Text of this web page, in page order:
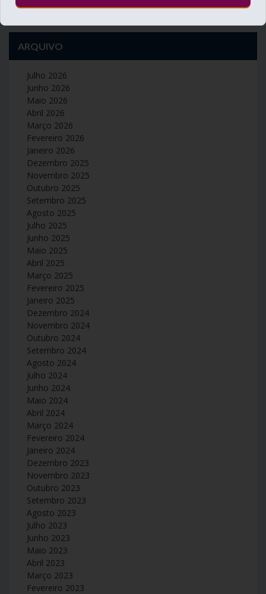
ARQUIVO
Julho 2026
Junho 2026
Maio 2026
Abril 2026
Março 2026
Fevereiro 2026
Janeiro 2026
Dezembro 2025
Novembro 2025
Outubro 2025
Setembro 2025
Agosto 2025
Julho 2025
Junho 2025
Maio 2025
Abril 2025
Março 2025
Fevereiro 2025
Janeiro 2025
Dezembro 2024
Novembro 2024
Outubro 2024
Setembro 2024
Agosto 2024
Julho 2024
Junho 2024
Maio 2024
Abril 2024
Março 2024
Fevereiro 2024
Janeiro 2024
Dezembro 2023
Novembro 2023
Outubro 2023
Setembro 2023
Agosto 2023
Julho 2023
Junho 2023
Maio 2023
Abril 2023
Março 2023
Fevereiro 2023